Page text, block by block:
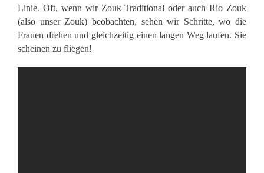
Linie. Oft, wenn wir Zouk Traditional oder auch Rio Zouk
(also unser Zouk) beobachten, sehen wir Schritte, wo die
Frauen drehen und gleichzeitig einen langen Weg laufen. Sie
scheinen zu fliegen!